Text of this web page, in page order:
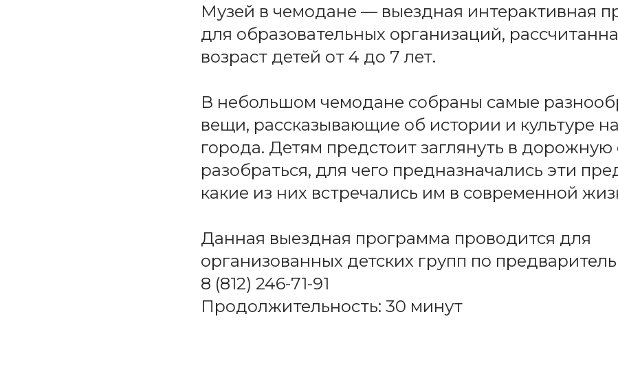
Музей в чемодане — выездная интерактивная
для образовательных организаций,
возраст детей от 4 до 7 лет.
В небольшом чемодане собраны самые
вещи, рассказывающие об истории и культуре
города. Детям предстоит заглянуть в дорожную
разобраться, для чего предназначались эти
какие из них встречались им в современной
Данная выездная программа проводится для
организованных детских групп по
8 (812) 246-71-91
Продолжительность: 30 минут